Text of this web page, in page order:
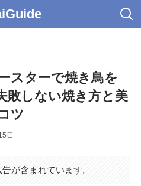
スターで焼き鳥を
敗しない焼き方と美
ツ
日
が含まれています。